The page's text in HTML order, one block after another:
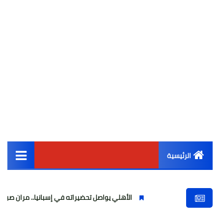
الرئيسية
أخبار مصر
الأهلي يواصل تحضيراته في إسبانيا.. مران صباحي قوي